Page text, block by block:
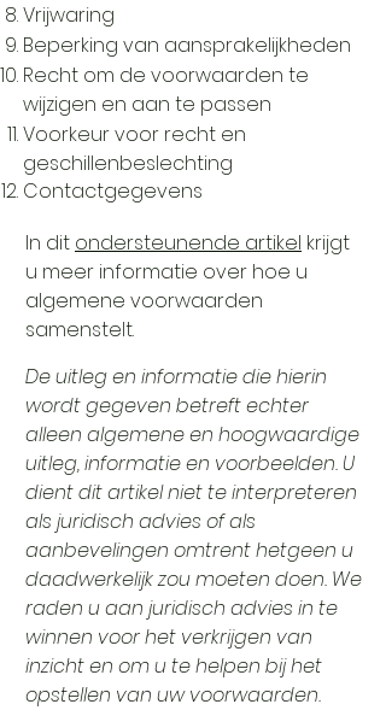
Vrijwaring
Beperking van aansprakelijkheden
Recht om de voorwaarden te
wijzigen en aan te passen
Voorkeur voor recht en
geschillenbeslechting
Contactgegevens
In dit ondersteunende artikel krijgt
u meer informatie over hoe u
algemene voorwaarden
samenstelt.
De uitleg en informatie die hierin
wordt gegeven betreft echter
alleen algemene en hoogwaardige
uitleg, informatie en voorbeelden. U
dient dit artikel niet te interpreteren
als juridisch advies of als
aanbevelingen omtrent hetgeen u
daadwerkelijk zou moeten doen. We
raden u aan juridisch advies in te
winnen voor het verkrijgen van
inzicht en om u te helpen bij het
opstellen van uw voorwaarden.